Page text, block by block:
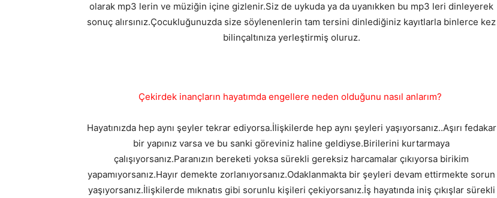
olarak mp3 lerin ve müziğin içine gizlenir.Siz de uykuda ya da uyanıkken bu mp3 leri dinleyerek
sonuç alırsınız.Çocukluğunuzda size söylenenlerin tam tersini dinlediğiniz kayıtlarla binlerce kez
bilinçaltınıza yerleştirmiş oluruz.
Çekirdek inançların hayatımda engellere neden olduğunu nasıl anlarım?
Hayatınızda hep aynı şeyler tekrar ediyorsa.İlişkilerde hep aynı şeyleri yaşıyorsanız..Aşırı fedakar
bir yapınız varsa ve bu sanki göreviniz haline geldiyse.Birilerini kurtarmaya
çalışıyorsanız.Paranızın bereketi yoksa sürekli gereksiz harcamalar çıkıyorsa birikim
yapamıyorsanız.Hayır demekte zorlanıyorsanız.Odaklanmakta bir şeyleri devam ettirmekte sorun
yaşıyorsanız.İlişkilerde mıknatıs gibi sorunlu kişileri çekiyorsanız.İş hayatında iniş çıkışlar sürekli